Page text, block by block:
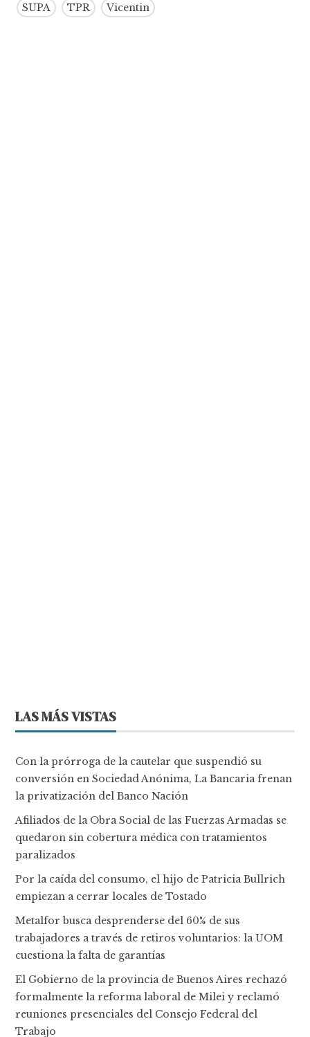
SUPA
TPR Vicentin
LAS MÁS VISTAS
Con la prórroga de la cautelar que suspendió su
conversión en Sociedad Anónima, La Bancaria frenan
la privatización del Banco Nación
Afiliados de la Obra Social de las Fuerzas Armadas se
quedaron sin cobertura médica con tratamientos
paralizados
Por la caída del consumo, el hijo de Patricia Bullrich
empiezan a cerrar locales de Tostado
Metalfor busca desprenderse del 60% de sus
trabajadores a través de retiros voluntarios: la UOM
cuestiona la falta de garantías
El Gobierno de la provincia de Buenos Aires rechazó
formalmente la reforma laboral de Milei y reclamó
reuniones presenciales del Consejo Federal del
Trabajo